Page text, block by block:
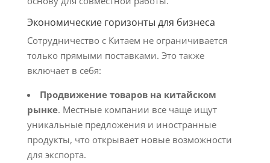
Экономические горизонты для бизнеса
Сотрудничество с Китаем не ограничивается
только прямыми поставками. Это также
включает в себя:
Продвижение товаров на китайском
рынке. Местные компании все чаще ищут
уникальные предложения и иностранные
продукты, что открывает новые возможности
для экспорта.